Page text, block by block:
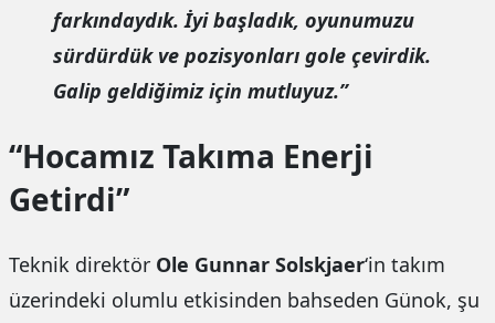
farkındaydık. İyi başladık, oyunumuzu
sürdürdük ve pozisyonları gole çevirdik.
Galip geldiğimiz için mutluyuz.”
“Hocamız Takıma Enerji
Getirdi”
Teknik direktör Ole Gunnar Solskjaer‘in takım
üzerindeki olumlu etkisinden bahseden Günok, şu